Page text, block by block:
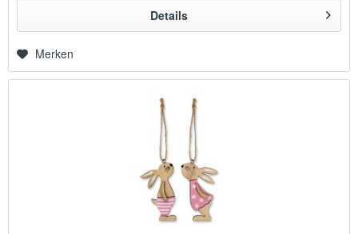
Details
Merken